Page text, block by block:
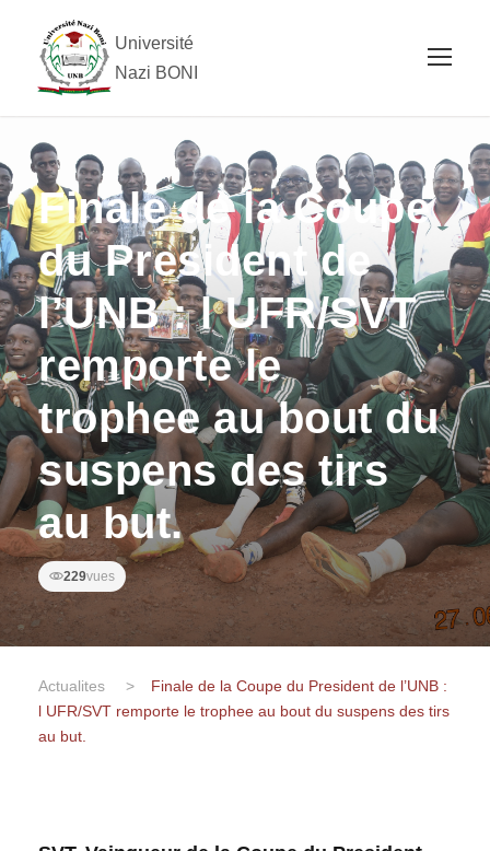
Université
Nazi BONI
Finale de la Coupe
du President de
l’UNB : l UFR/SVT
remporte le
trophee au bout du
suspens des tirs
au but.
229vues
Actualites >
Finale de la Coupe du President de l’UNB :
l UFR/SVT remporte le trophee au bout du suspens des tirs
au but.